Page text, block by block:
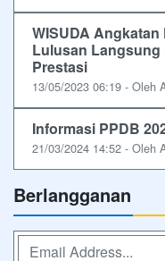
WISUDA Angkatan
Lulusan
Prestasi
13/05/2023 06:19 - Oleh
Informasi PPDB
21/03/2024 14:52 - Oleh
Berlangganan